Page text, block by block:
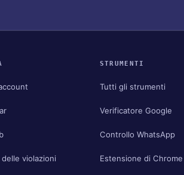
violazioni
STRUMENTI
Tutti gli strumenti
Verificatore Google
Controllo WhatsApp
Estensione di Chrome